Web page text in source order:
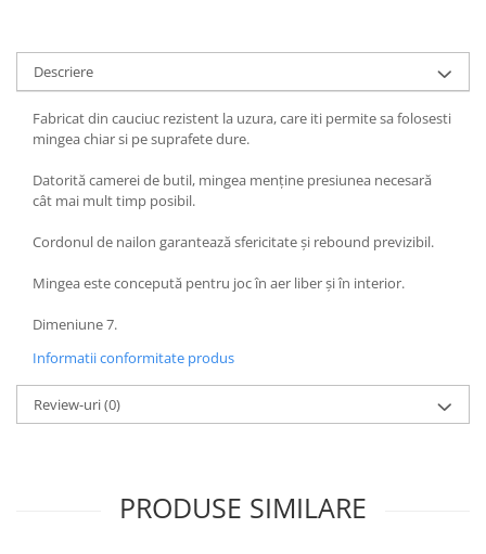
Descriere
Fabricat din cauciuc rezistent la uzura, care iti permite sa folosesti
mingea chiar si pe suprafete dure.
Datorită camerei de butil, mingea menține presiunea necesară
cât mai mult timp posibil.
Cordonul de nailon garantează sfericitate și rebound previzibil.
Mingea este concepută pentru joc în aer liber și în interior.
Dimeniune 7.
Informatii conformitate produs
Review-uri(0)
PRODUSE SIMILARE